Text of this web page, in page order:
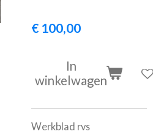
€ 100,00
In
winkelwagen
Werkblad rvs